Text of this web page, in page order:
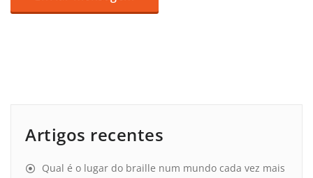
Artigos recentes
Qual é o lugar do braille num mundo cada vez mais